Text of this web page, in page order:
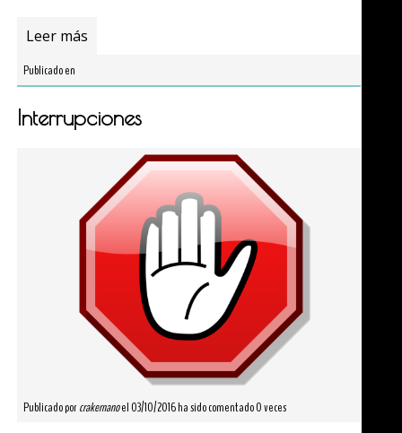
Leer más
Publicado en
Interrupciones
Publicado porcrakernanoel 03/10/2016 ha sido comentado 0 veces